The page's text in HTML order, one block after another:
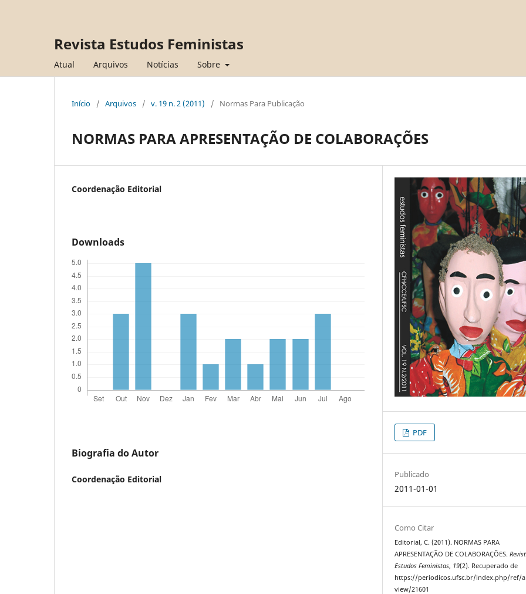
Revista Estudos Feministas
Atual Arquivos Notícias Sobre
Início / Arquivos / v. 19 n. 2 (2011) / Normas Para Publicação
NORMAS PARA APRESENTAÇÃO DE COLABORAÇÕES
Coordenação Editorial
Downloads
Biografia do Autor
Coordenação Editorial
PDF
Publicado
2011-01-01
Como Citar
Editorial, C. (2011). NORMAS PARA
APRESENTAÇÃO DE COLABORAÇÕES.
Estudos Feministas, 19(2). Recuperado de
https://periodicos.ufsc.br/index.php/ref/
view/21601